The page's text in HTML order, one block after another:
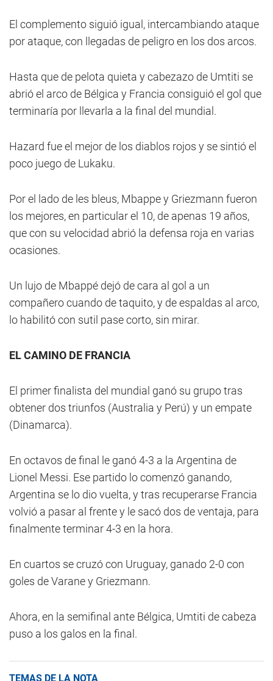
El complemento siguió igual, intercambiando ataque
por ataque, con llegadas de peligro en los dos arcos.
Hasta que de pelota quieta y cabezazo de Umtiti se
abrió el arco de Bélgica y Francia consiguió el gol que
terminaría por llevarla a la final del mundial.
Hazard fue el mejor de los diablos rojos y se sintió el
poco juego de Lukaku.
Por el lado de les bleus, Mbappe y Griezmann fueron
los mejores, en particular el 10, de apenas 19 años,
que con su velocidad abrió la defensa roja en varias
ocasiones.
Un lujo de Mbappé dejó de cara al gol a un
compañero cuando de taquito, y de espaldas al arco,
lo habilitó con sutil pase corto, sin mirar.
EL CAMINO DE FRANCIA
El primer finalista del mundial ganó su grupo tras
obtener dos triunfos (Australia y Perú) y un empate
(Dinamarca).
En octavos de final le ganó 4-3 a la Argentina de
Lionel Messi. Ese partido lo comenzó ganando,
Argentina se lo dio vuelta, y tras recuperarse Francia
volvió a pasar al frente y le sacó dos de ventaja, para
finalmente terminar 4-3 en la hora.
En cuartos se cruzó con Uruguay, ganado 2-0 con
goles de Varane y Griezmann.
Ahora, en la semifinal ante Bélgica, Umtiti de cabeza
puso a los galos en la final.
TEMAS DE LA NOTA